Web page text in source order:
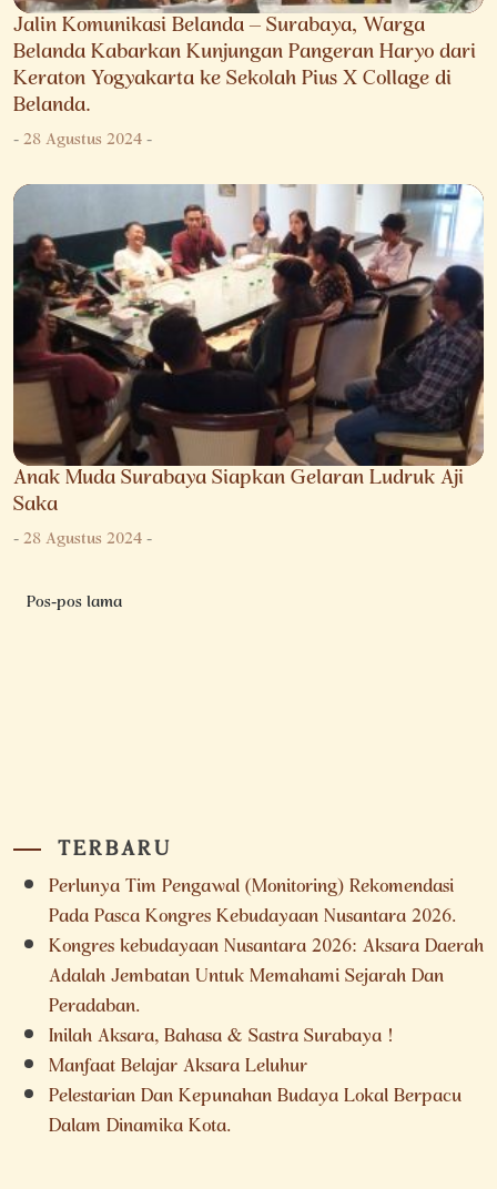
Jalin Komunikasi Belanda – Surabaya, Warga
Belanda Kabarkan Kunjungan Pangeran Haryo dari
Keraton Yogyakarta ke Sekolah Pius X Collage di
Belanda.
-28 Agustus 2024-
Anak Muda Surabaya Siapkan Gelaran Ludruk Aji
Saka
-28 Agustus 2024-
Navigasi
Pos-pos lama
TERBARU
Perlunya Tim Pengawal (Monitoring) Rekomendasi
Pada Pasca Kongres Kebudayaan Nusantara 2026.
Kongres kebudayaan Nusantara 2026: Aksara Daerah
Adalah Jembatan Untuk Memahami Sejarah Dan
Peradaban.
Inilah Aksara, Bahasa & Sastra Surabaya !
Manfaat Belajar Aksara Leluhur
Pelestarian Dan Kepunahan Budaya Lokal Berpacu
Dalam Dinamika Kota.